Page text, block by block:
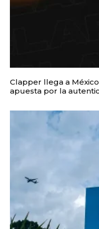
Clapper llega a
apuesta por la